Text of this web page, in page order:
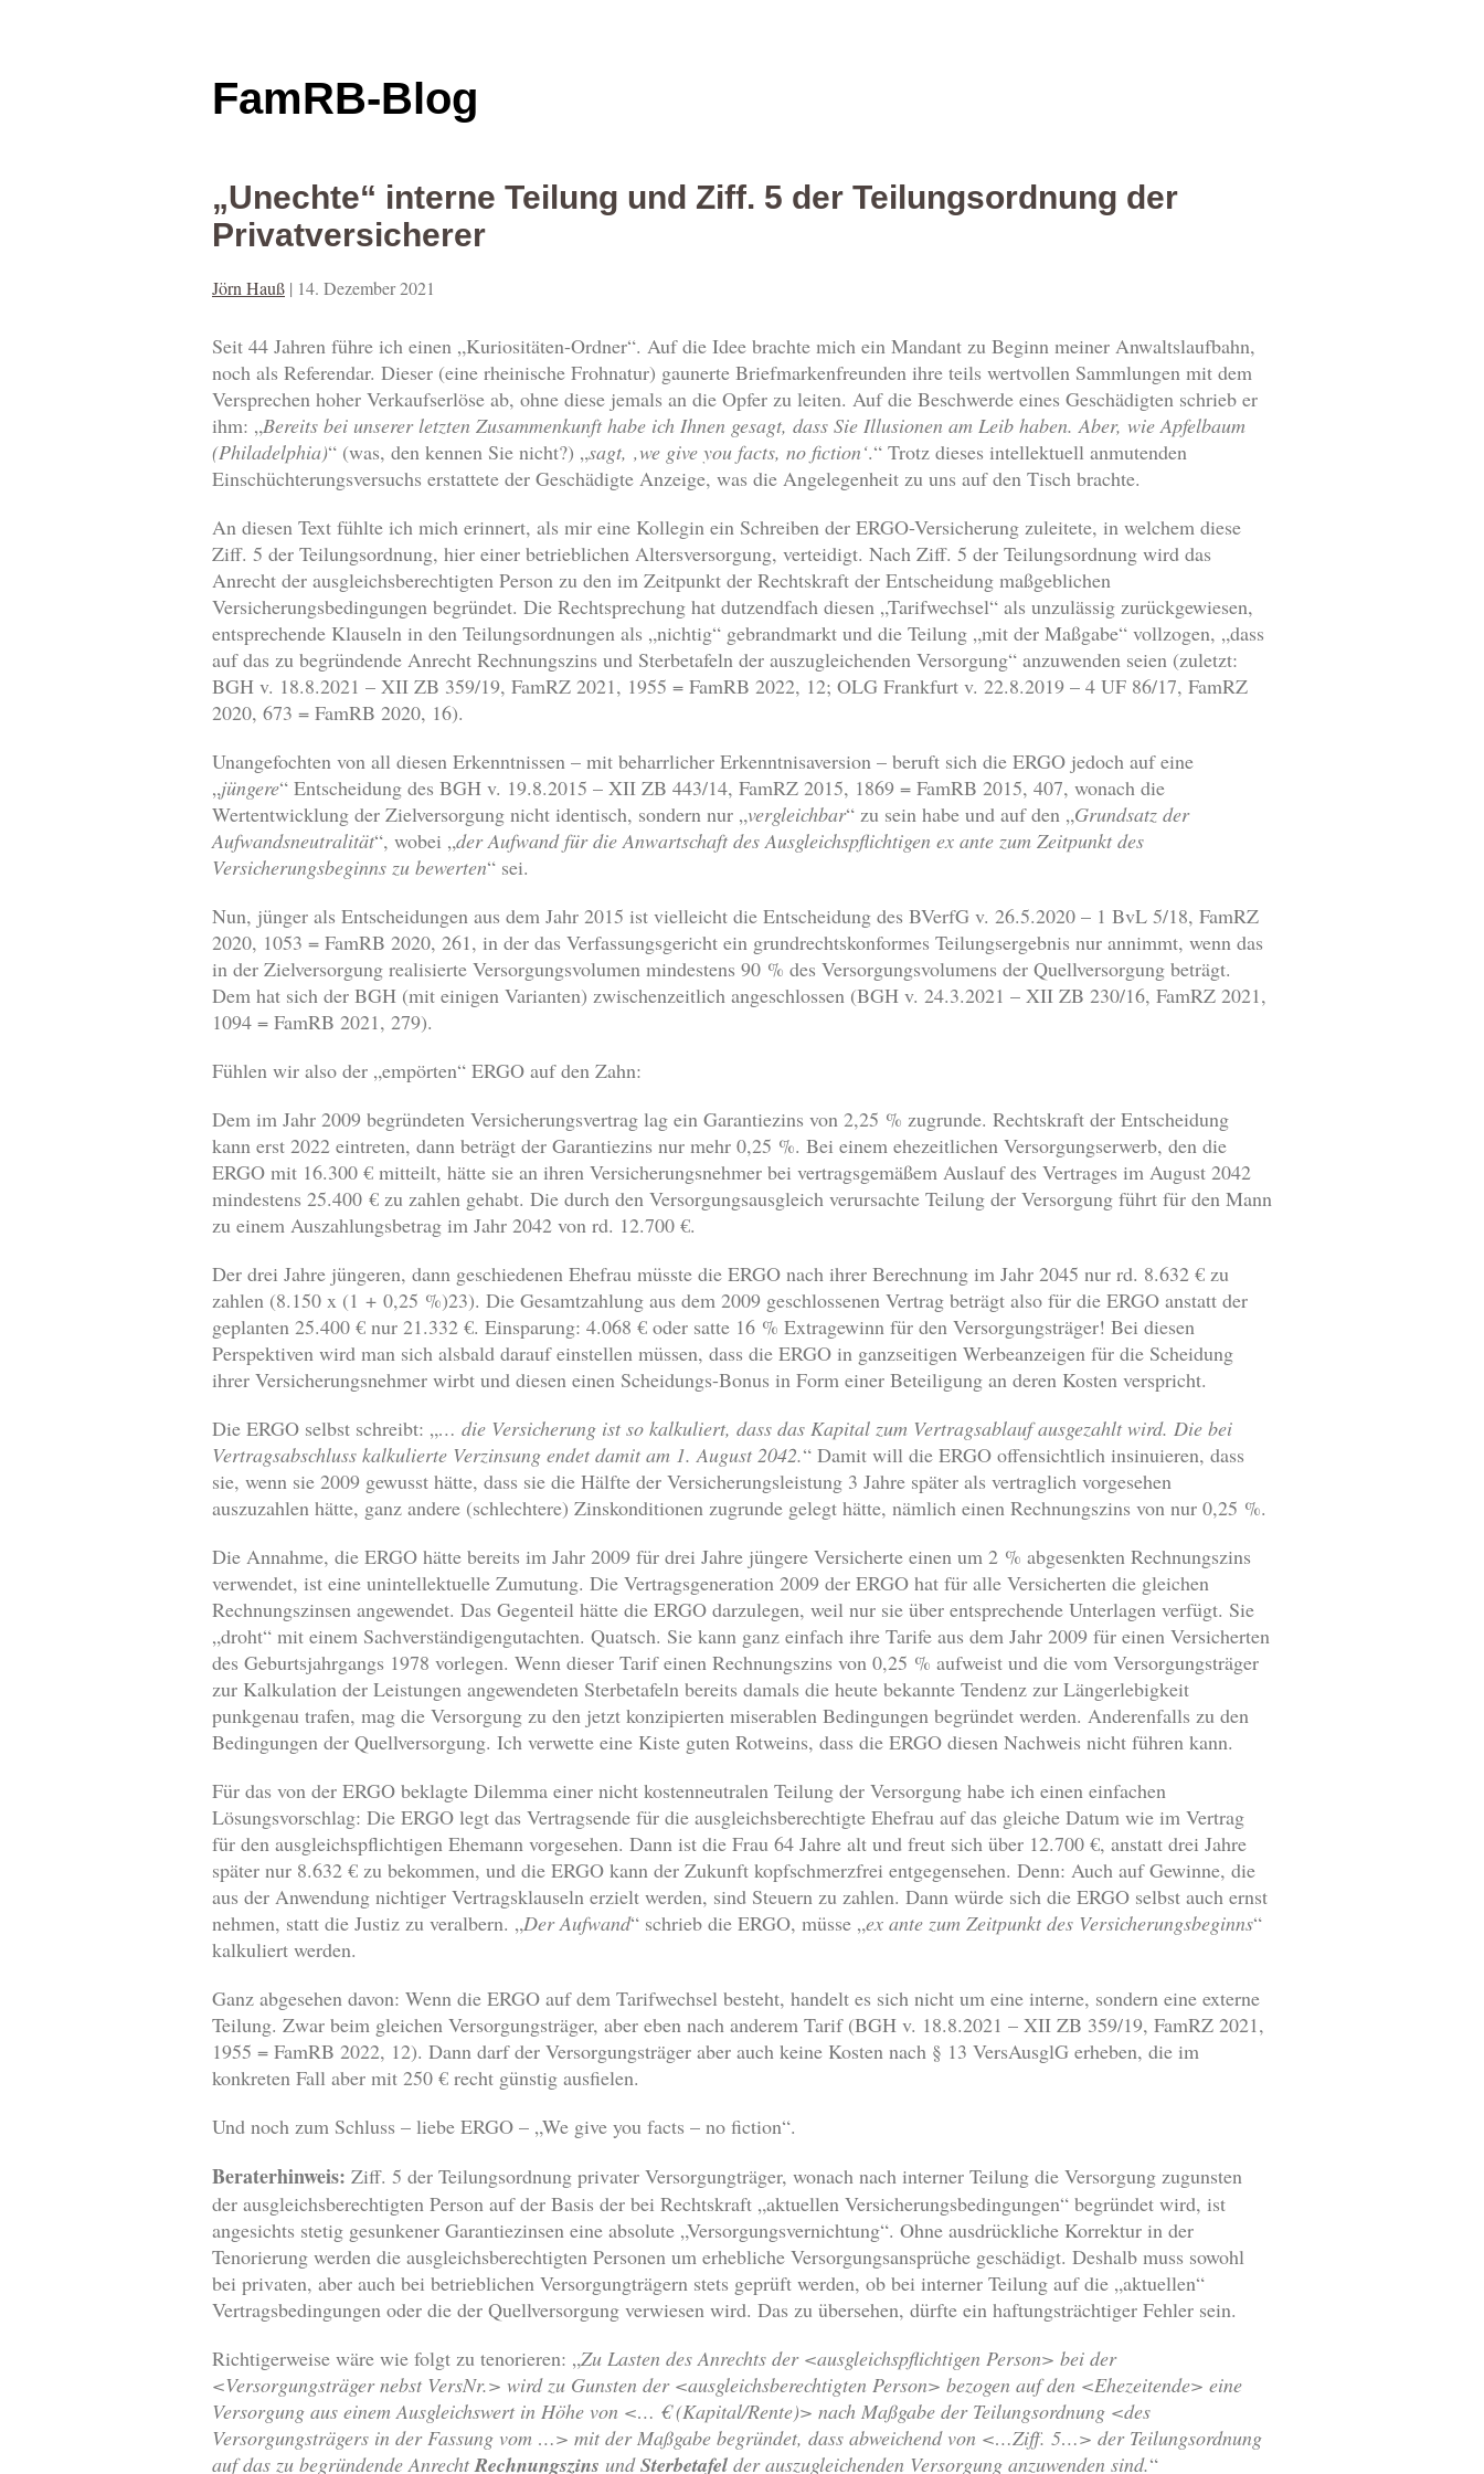
FamRB-Blog
„Unechte“ interne Teilung und Ziff. 5 der Teilungsordnung der
Privatversicherer
Jörn Hauß | 14. Dezember 2021
Seit 44 Jahren führe ich einen „Kuriositäten-Ordner“. Auf die Idee brachte mich ein Mandant zu Beginn meiner Anwaltslaufbahn,
noch als Referendar. Dieser (eine rheinische Frohnatur) gaunerte Briefmarkenfreunden ihre teils wertvollen Sammlungen mit dem
Versprechen hoher Verkaufserlöse ab, ohne diese jemals an die Opfer zu leiten. Auf die Beschwerde eines Geschädigten schrieb er
ihm: „Bereits bei unserer letzten Zusammenkunft habe ich Ihnen gesagt, dass Sie Illusionen am Leib haben. Aber, wie Apfelbaum
(Philadelphia)“ (was, den kennen Sie nicht?) „sagt, ‚we give you facts, no fiction‘.“ Trotz dieses intellektuell anmutenden
Einschüchterungsversuchs erstattete der Geschädigte Anzeige, was die Angelegenheit zu uns auf den Tisch brachte.
An diesen Text fühlte ich mich erinnert, als mir eine Kollegin ein Schreiben der ERGO-Versicherung zuleitete, in welchem diese
Ziff. 5 der Teilungsordnung, hier einer betrieblichen Altersversorgung, verteidigt. Nach Ziff. 5 der Teilungsordnung wird das
Anrecht der ausgleichsberechtigten Person zu den im Zeitpunkt der Rechtskraft der Entscheidung maßgeblichen
Versicherungsbedingungen begründet. Die Rechtsprechung hat dutzendfach diesen „Tarifwechsel“ als unzulässig zurückgewiesen,
entsprechende Klauseln in den Teilungsordnungen als „nichtig“ gebrandmarkt und die Teilung „mit der Maßgabe“ vollzogen, „dass
auf das zu begründende Anrecht Rechnungszins und Sterbetafeln der auszugleichenden Versorgung“ anzuwenden seien (zuletzt:
BGH v. 18.8.2021 – XII ZB 359/19, FamRZ 2021, 1955 = FamRB 2022, 12; OLG Frankfurt v. 22.8.2019 – 4 UF 86/17, FamRZ
2020, 673 = FamRB 2020, 16).
Unangefochten von all diesen Erkenntnissen – mit beharrlicher Erkenntnisaversion – beruft sich die ERGO jedoch auf eine
„jüngere“ Entscheidung des BGH v. 19.8.2015 – XII ZB 443/14, FamRZ 2015, 1869 = FamRB 2015, 407, wonach die
Wertentwicklung der Zielversorgung nicht identisch, sondern nur „vergleichbar“ zu sein habe und auf den „Grundsatz der
Aufwandsneutralität“, wobei „der Aufwand für die Anwartschaft des Ausgleichspflichtigen ex ante zum Zeitpunkt des
Versicherungsbeginns zu bewerten“ sei.
Nun, jünger als Entscheidungen aus dem Jahr 2015 ist vielleicht die Entscheidung des BVerfG v. 26.5.2020 – 1 BvL 5/18, FamRZ
2020, 1053 = FamRB 2020, 261, in der das Verfassungsgericht ein grundrechtskonformes Teilungsergebnis nur annimmt, wenn das
in der Zielversorgung realisierte Versorgungsvolumen mindestens 90 % des Versorgungsvolumens der Quellversorgung beträgt.
Dem hat sich der BGH (mit einigen Varianten) zwischenzeitlich angeschlossen (BGH v. 24.3.2021 – XII ZB 230/16, FamRZ 2021,
1094 = FamRB 2021, 279).
Fühlen wir also der „empörten“ ERGO auf den Zahn:
Dem im Jahr 2009 begründeten Versicherungsvertrag lag ein Garantiezins von 2,25 % zugrunde. Rechtskraft der Entscheidung
kann erst 2022 eintreten, dann beträgt der Garantiezins nur mehr 0,25 %. Bei einem ehezeitlichen Versorgungserwerb, den die
ERGO mit 16.300 € mitteilt, hätte sie an ihren Versicherungsnehmer bei vertragsgemäßem Auslauf des Vertrages im August 2042
mindestens 25.400 € zu zahlen gehabt. Die durch den Versorgungsausgleich verursachte Teilung der Versorgung führt für den Mann
zu einem Auszahlungsbetrag im Jahr 2042 von rd. 12.700 €.
Der drei Jahre jüngeren, dann geschiedenen Ehefrau müsste die ERGO nach ihrer Berechnung im Jahr 2045 nur rd. 8.632 € zu
zahlen (8.150 x (1 + 0,25 %)23). Die Gesamtzahlung aus dem 2009 geschlossenen Vertrag beträgt also für die ERGO anstatt der
geplanten 25.400 € nur 21.332 €. Einsparung: 4.068 € oder satte 16 % Extragewinn für den Versorgungsträger! Bei diesen
Perspektiven wird man sich alsbald darauf einstellen müssen, dass die ERGO in ganzseitigen Werbeanzeigen für die Scheidung
ihrer Versicherungsnehmer wirbt und diesen einen Scheidungs-Bonus in Form einer Beteiligung an deren Kosten verspricht.
Die ERGO selbst schreibt: „… die Versicherung ist so kalkuliert, dass das Kapital zum Vertragsablauf ausgezahlt wird. Die bei
Vertragsabschluss kalkulierte Verzinsung endet damit am 1. August 2042.“ Damit will die ERGO offensichtlich insinuieren, dass
sie, wenn sie 2009 gewusst hätte, dass sie die Hälfte der Versicherungsleistung 3 Jahre später als vertraglich vorgesehen
auszuzahlen hätte, ganz andere (schlechtere) Zinskonditionen zugrunde gelegt hätte, nämlich einen Rechnungszins von nur 0,25 %.
Die Annahme, die ERGO hätte bereits im Jahr 2009 für drei Jahre jüngere Versicherte einen um 2 % abgesenkten Rechnungszins
verwendet, ist eine unintellektuelle Zumutung. Die Vertragsgeneration 2009 der ERGO hat für alle Versicherten die gleichen
Rechnungszinsen angewendet. Das Gegenteil hätte die ERGO darzulegen, weil nur sie über entsprechende Unterlagen verfügt. Sie
„droht“ mit einem Sachverständigengutachten. Quatsch. Sie kann ganz einfach ihre Tarife aus dem Jahr 2009 für einen Versicherten
des Geburtsjahrgangs 1978 vorlegen. Wenn dieser Tarif einen Rechnungszins von 0,25 % aufweist und die vom Versorgungsträger
zur Kalkulation der Leistungen angewendeten Sterbetafeln bereits damals die heute bekannte Tendenz zur Längerlebigkeit
punkgenau trafen, mag die Versorgung zu den jetzt konzipierten miserablen Bedingungen begründet werden. Anderenfalls zu den
Bedingungen der Quellversorgung. Ich verwette eine Kiste guten Rotweins, dass die ERGO diesen Nachweis nicht führen kann.
Für das von der ERGO beklagte Dilemma einer nicht kostenneutralen Teilung der Versorgung habe ich einen einfachen
Lösungsvorschlag: Die ERGO legt das Vertragsende für die ausgleichsberechtigte Ehefrau auf das gleiche Datum wie im Vertrag
für den ausgleichspflichtigen Ehemann vorgesehen. Dann ist die Frau 64 Jahre alt und freut sich über 12.700 €, anstatt drei Jahre
später nur 8.632 € zu bekommen, und die ERGO kann der Zukunft kopfschmerzfrei entgegensehen. Denn: Auch auf Gewinne, die
aus der Anwendung nichtiger Vertragsklauseln erzielt werden, sind Steuern zu zahlen. Dann würde sich die ERGO selbst auch ernst
nehmen, statt die Justiz zu veralbern. „Der Aufwand“ schrieb die ERGO, müsse „ex ante zum Zeitpunkt des Versicherungsbeginns“
kalkuliert werden.
Ganz abgesehen davon: Wenn die ERGO auf dem Tarifwechsel besteht, handelt es sich nicht um eine interne, sondern eine externe
Teilung. Zwar beim gleichen Versorgungsträger, aber eben nach anderem Tarif (BGH v. 18.8.2021 – XII ZB 359/19, FamRZ 2021,
1955 = FamRB 2022, 12). Dann darf der Versorgungsträger aber auch keine Kosten nach § 13 VersAusglG erheben, die im
konkreten Fall aber mit 250 € recht günstig ausfielen.
Und noch zum Schluss – liebe ERGO – „We give you facts – no fiction“.
Beraterhinweis: Ziff. 5 der Teilungsordnung privater Versorgungträger, wonach nach interner Teilung die Versorgung zugunsten
der ausgleichsberechtigten Person auf der Basis der bei Rechtskraft „aktuellen Versicherungsbedingungen“ begründet wird, ist
angesichts stetig gesunkener Garantiezinsen eine absolute „Versorgungsvernichtung“. Ohne ausdrückliche Korrektur in der
Tenorierung werden die ausgleichsberechtigten Personen um erhebliche Versorgungsansprüche geschädigt. Deshalb muss sowohl
bei privaten, aber auch bei betrieblichen Versorgungträgern stets geprüft werden, ob bei interner Teilung auf die „aktuellen“
Vertragsbedingungen oder die der Quellversorgung verwiesen wird. Das zu übersehen, dürfte ein haftungsträchtiger Fehler sein.
Richtigerweise wäre wie folgt zu tenorieren: „Zu Lasten des Anrechts der <ausgleichspflichtigen Person> bei der
<Versorgungsträger nebst VersNr.> wird zu Gunsten der <ausgleichsberechtigten Person> bezogen auf den <Ehezeitende> eine
Versorgung aus einem Ausgleichswert in Höhe von <… € (Kapital/Rente)> nach Maßgabe der Teilungsordnung <des
Versorgungsträgers in der Fassung vom …> mit der Maßgabe begründet, dass abweichend von <…Ziff. 5…> der Teilungsordnung
auf das zu begründende AnrechtRechnungszins undSterbetafel der auszugleichenden Versorgung anzuwenden sind.“